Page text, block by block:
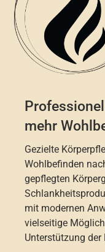
mehr
Gezielte
Wohlbefinden
gepflegten
mit modernen
vielseitige
Unterstützung der